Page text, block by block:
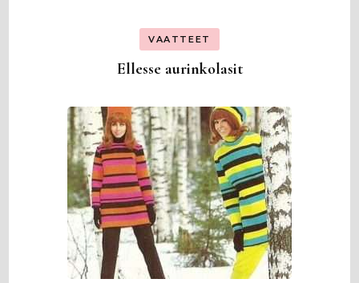
VAATTEET
Ellesse aurinkolasit